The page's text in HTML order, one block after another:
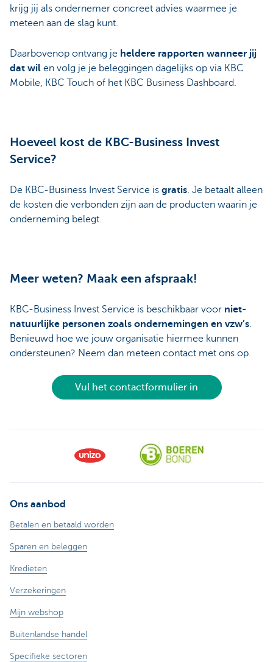
krijg jij als ondernemer concreet advies waarmee je
meteen aan de slag kunt.
Daarbovenop ontvang je heldere rapporten wanneer jij
dat wil en volg je je beleggingen dagelijks op via KBC
Mobile, KBC Touch of het KBC Business Dashboard.
Hoeveel kost de KBC-Business Invest
Service?
De KBC-Business Invest Service is gratis. Je betaalt alleen
de kosten die verbonden zijn aan de producten waarin je
onderneming belegt.
Meer weten? Maak een afspraak!
KBC-Business Invest Service is beschikbaar voor niet-
natuurlijke personen zoals ondernemingen en vzw’s.
Benieuwd hoe we jouw organisatie hiermee kunnen
ondersteunen? Neem dan meteen contact met ons op.
Vul het contactformulier in
Ons aanbod
Betalen en betaald worden
Sparen en beleggen
Kredieten
Verzekeringen
Mijn webshop
Buitenlandse handel
Specifieke sectoren